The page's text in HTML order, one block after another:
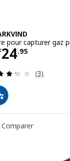
pour capturer gaz
24.95
CHF
(3)
Comparer